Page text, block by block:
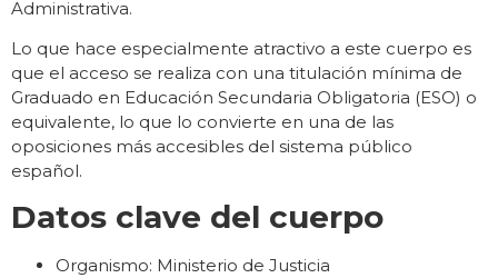
Administrativa.
Lo que hace especialmente atractivo a este cuerpo es
que el acceso se realiza con una titulación mínima de
Graduado en Educación Secundaria Obligatoria (ESO) o
equivalente, lo que lo convierte en una de las
oposiciones más accesibles del sistema público
español.
Datos clave del cuerpo
Organismo: Ministerio de Justicia